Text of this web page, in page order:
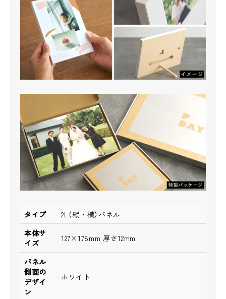
タイプ
2L（縦・横）パネル
本体サ
イズ
127×178mm 厚さ12mm
パネル
側面の
デザイ
ン
ホワイト